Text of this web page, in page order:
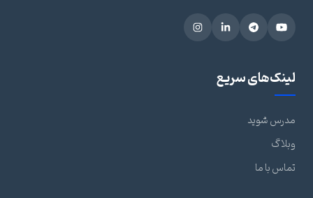
لینک‌های سریع
مدرس شوید
وبلاگ
تماس با ما